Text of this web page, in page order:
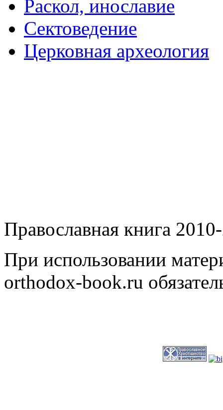
Раскол, инославие
Сектоведение
Церковная археология
Православная книга
При использовании
orthodox-book.ru